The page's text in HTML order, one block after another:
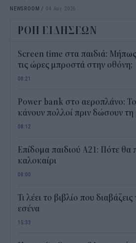
NEWSROOM / 04 Αυγ 2026
ΡΟΗ ΕΙΔΗΣΕΩΝ
Screen time στα παιδιά:
τις ώρες μπροστά στην οθόνη;
08:21
Power bank στο αεροπλάνο:
κάνουν πολλοί πριν δώσουν τη
08:12
Επίδομα παιδιού Α21: Πότε θα
καλοκαίρι
08:00
Τι λέει το βιβλίο που
εσένα
15:33